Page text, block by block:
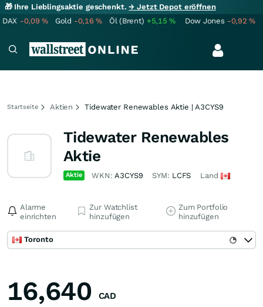
🎁 Ihre Lieblingsaktie geschenkt.→ Jetzt Depot eröffnen
DAX -0,09% Gold -0,16% Öl (Brent) +5,15% Dow Jones -0,92%
Startseite Aktien Tidewater Renewables Aktie | A3CYS9
Tidewater Renewables
Aktie
Aktie WKN:A3CYS9 SYM: LCFS Land
Alarme
einrichten
Zur Watchlist
hinzufügen
Zum Portfolio
hinzufügen
Toronto
16,640 CAD